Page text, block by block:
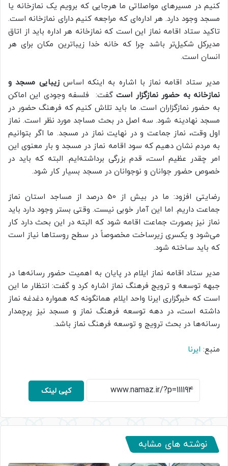
کنیم در مسیرهای مواصلاتی ما هرجایی که برویم یک نمازخانه یا
مسجد وجود دارد. هر اداره‌ای که مراجعه کنیم دارای نمازخانه است.
تاکید ستاد اقامه نماز این است که نمازخانه‌ هر اداره باید از اتاق
مدیرکل شکیل‌تر باشد چرا که خانه خدا زیباترین مکان برای هر
انسان است.
مدیر ستاد اقامه نماز با اشاره به اینکه اساسزیبایی مسجد و
نمازخانه به حضور نمازگزار استگفت: فلسفه وجودی این اماکن
به حضور نمازگزاران است. ما باید تلاش کنیم که فرهنگ حضور در
مسجد نهادینه شود. سه اصل در بحث مساجد مورد نظر است. نماز
اول وقت، نماز جماعت و در نهایت نماز در مسجد. ما اگر بتوانیم
به مردم نشان دهیم که سود اقامه نماز در مسجد و بار معنوی این
امر چقدر عظیم است، قدم بزرگی برداشته‌ایم. البته که باید در
خصوص حضور جوانان و نوجوانان در مسجد بسیار کار شود.
رضایتی افزود: ما در بیش از 50 درصد از مساجد استان نماز
جماعت داریم. اما این آمار خوبی نیست. وقتی بستر وجود دارد باید
نماز نیز بصورت جماعت اقامه شود که البته در این بحث دارد کار
می‌شود و یکسری زیرساخت مخصوصاً در سطح روستاها نیاز است
که باید ساخته شود.
مدیر ستاد اقامه نماز ایلام در پایان به اهمیت حضور رسانه‌ها در
جبهه توسعه و ترویج فرهنگ نماز اشاره کرد و گفت: انتظار ما این
است که خبرگزاری ایرنا واحد ایلام همانگونه که همواره دغدغه نماز
داشته است، در دهه توسعه فرهنگ نماز و مسجد نیز پرچمدار
رسانه‌ها در بحث ترویج و توسعه فرهنگ نماز باشد.
منبع: ایرنا
کپی لینک
نوشته های مشابه